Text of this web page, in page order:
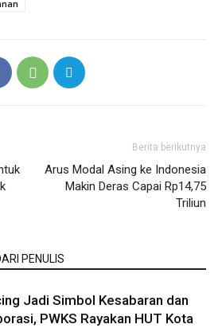
Berita berikutnya
Arus Modal Asing ke Indonesia
Makin Deras Capai Rp14,75
Triliun
PENULIS
Jadi Simbol Kesabaran dan
PWKS Rayakan HUT Kota